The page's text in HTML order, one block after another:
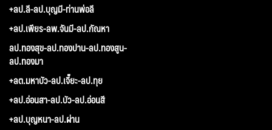
+ลป.ลี-ลป.บุญมี-ท่านพ่อลี
+ลป.เพียร-ลพ.จันมี-ลป.กัณหา
ลป.ทองสุข-ลป.ทองปาน-ลป.ทองสูน-
ลป.ทองมา
+ลต.มหาบัว-ลป.เจี๊ยะ-ลป.ทุย
+ลป.อ่อนสา-ลป.บัว-ลป.อ่อนสี
+ลป.บุญหนา-ลป.ผ่าน